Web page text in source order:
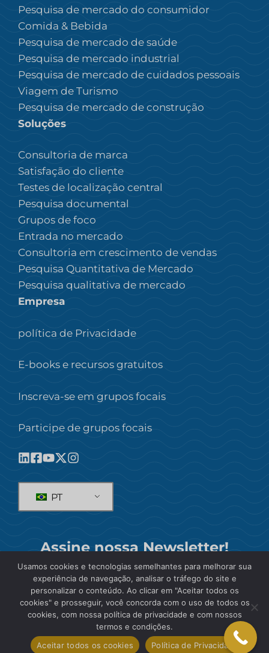
Pesquisa de mercado do consumidor
Comida & Bebida
Pesquisa de mercado de saúde
Pesquisa de mercado industrial
Pesquisa de mercado de cuidados pessoais
Viagem de Turismo
Pesquisa de mercado de construção
Soluções
Consultoria de marca
Satisfação do cliente
Testes de localização central
Pesquisa documental
Grupos de foco
Entrada no mercado
Consultoria em crescimento de vendas
Pesquisa Quantitativa de Mercado
Pesquisa qualitativa de mercado
Empresa
política de Privacidade
E-books e recursos gratuitos
Inscreva-se em grupos focais
Participe de grupos focais
PT
Assine nossa Newsletter!
SE INSCREVER
© 2026 SIS International Market Research
Usamos cookies e tecnologias semelhantes para melhorar sua
experiência de navegação, analisar o tráfego do site e
personalizar o conteúdo. Ao clicar em "Aceitar todos os
cookies" e prosseguir, você concorda com o uso de todos os
cookies, com nossa política de privacidade e com nossos
termos e condições.
Aceitar todos os cookies
Política de Privacidade